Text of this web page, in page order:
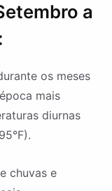
a
os meses
mais
diurnas
chuvas e